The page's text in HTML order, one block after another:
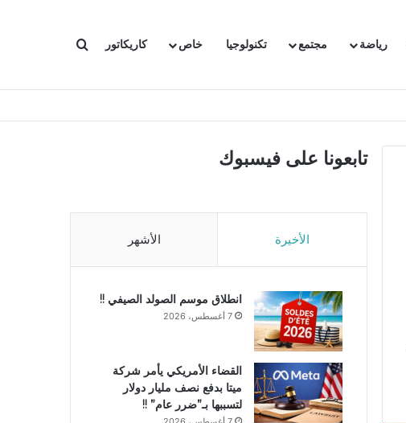
رياضة مجتمع تكنولوجيا خاص كاريكاتور بحث عن
تابعونا على فيسبوك
الأخيرة الأشهر
انطلاق موسم الصولد الصيفي !!
7 أغسطس، 2026
القضاء الأمريكي يأمر شركة
ميتا بدفع نصف مليار دولار
لتسببها بـ”ضرر عام” !!